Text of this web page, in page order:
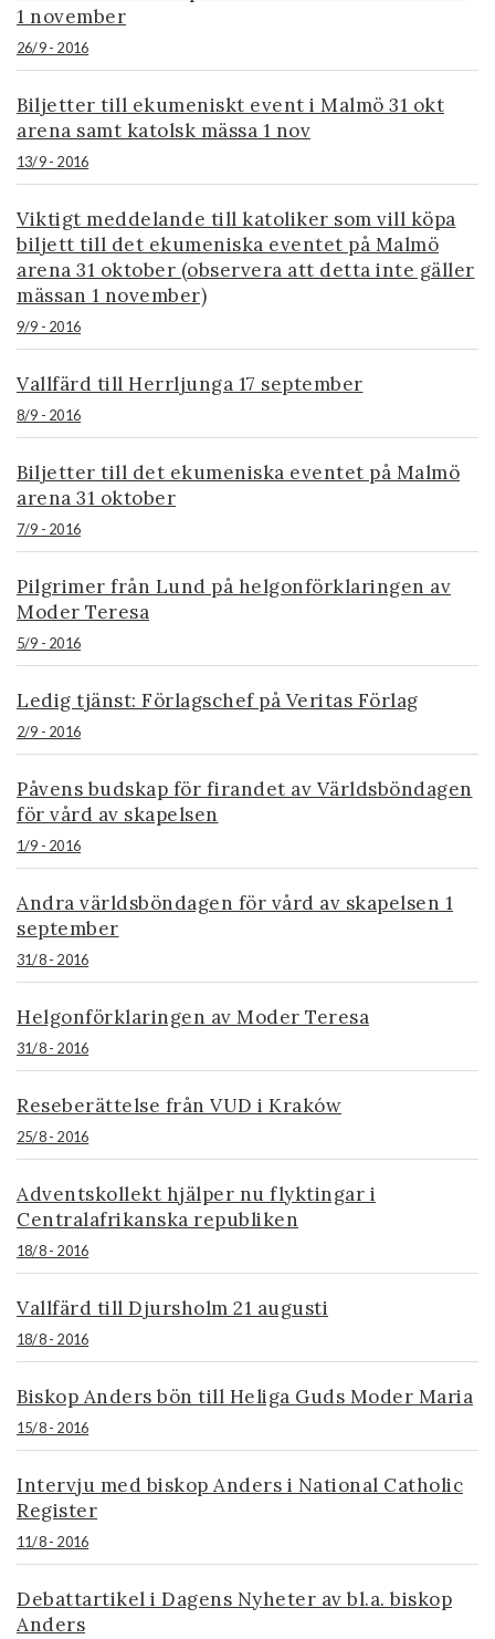
1 november
26/9 - 2016
Biljetter till ekumeniskt event i Malmö 31 okt
arena samt katolsk mässa 1 nov
13/9 - 2016
Viktigt meddelande till katoliker som vill köpa
biljett till det ekumeniska eventet på Malmö
arena 31 oktober (observera att detta inte gäller
mässan 1 november)
9/9 - 2016
Vallfärd till Herrljunga 17 september
8/9 - 2016
Biljetter till det ekumeniska eventet på Malmö
arena 31 oktober
7/9 - 2016
Pilgrimer från Lund på helgonförklaringen av
Moder Teresa
5/9 - 2016
Ledig tjänst: Förlagschef på Veritas Förlag
2/9 - 2016
Påvens budskap för firandet av Världsböndagen
för vård av skapelsen
1/9 - 2016
Andra världsböndagen för vård av skapelsen 1
september
31/8 - 2016
Helgonförklaringen av Moder Teresa
31/8 - 2016
Reseberättelse från VUD i Kraków
25/8 - 2016
Adventskollekt hjälper nu flyktingar i
Centralafrikanska republiken
18/8 - 2016
Vallfärd till Djursholm 21 augusti
18/8 - 2016
Biskop Anders bön till Heliga Guds Moder Maria
15/8 - 2016
Intervju med biskop Anders i National Catholic
Register
11/8 - 2016
Debattartikel i Dagens Nyheter av bl.a. biskop
Anders